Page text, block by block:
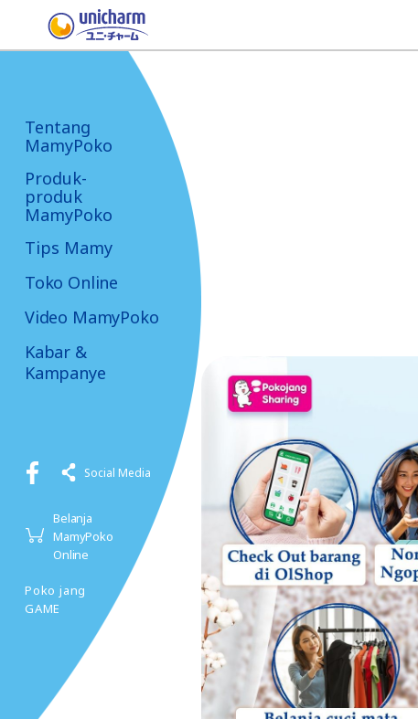
Tentang
MamyPoko
Produk-
produk
MamyPoko
Tips Mamy
Toko Online
Video MamyPoko
Kabar &
Kampanye
Social Media
Belanja
MamyPoko
Online
Poko jang
GAME